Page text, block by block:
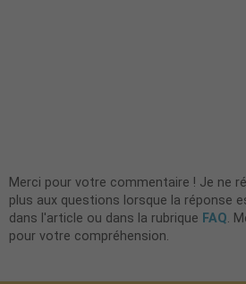
Merci pour votre commentaire ! Je ne
plus aux questions lorsque la réponse
dans l'article ou dans la rubrique FAQ.
pour votre compréhension.